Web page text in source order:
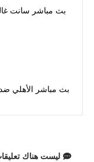
بث مباشر سانت
بث مباشر الأهلي ضد
ليست هناك